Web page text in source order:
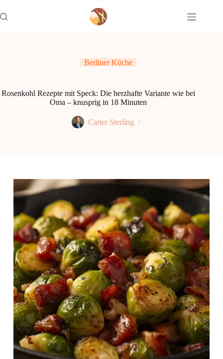
Inhalt
springen
Berliner Küche
Rosenkohl Rezepte mit Speck: Die herzhafte Variante wie bei
Oma – knusprig in 18 Minuten
Carter Sterling